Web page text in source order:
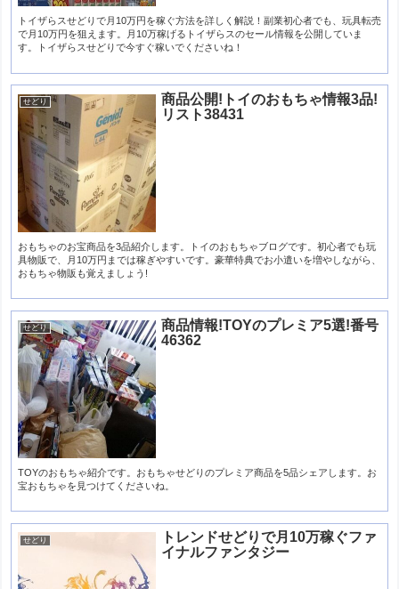
トイザらスせどりで月10万円を稼ぐ方法を詳しく解説！副業初心者でも、玩具転売
で月10万円を狙えます。月10万稼げるトイザらスのセール情報を公開していま
す。トイザらスせどりで今すぐ稼いでくださいね！
せどり
商品公開!トイのおもちゃ情報3品!
リスト38431
おもちゃのお宝商品を3品紹介します。トイのおもちゃブログです。初心者でも玩
具物販で、月10万円までは稼ぎやすいです。豪華特典でお小遣いを増やしながら、
おもちゃ物販も覚えましょう!
せどり
商品情報!TOYのプレミア5選!番号
46362
TOYのおもちゃ紹介です。おもちゃせどりのプレミア商品を5品シェアします。お
宝おもちゃを見つけてくださいね。
せどり
トレンドせどりで月10万稼ぐファ
イナルファンタジー